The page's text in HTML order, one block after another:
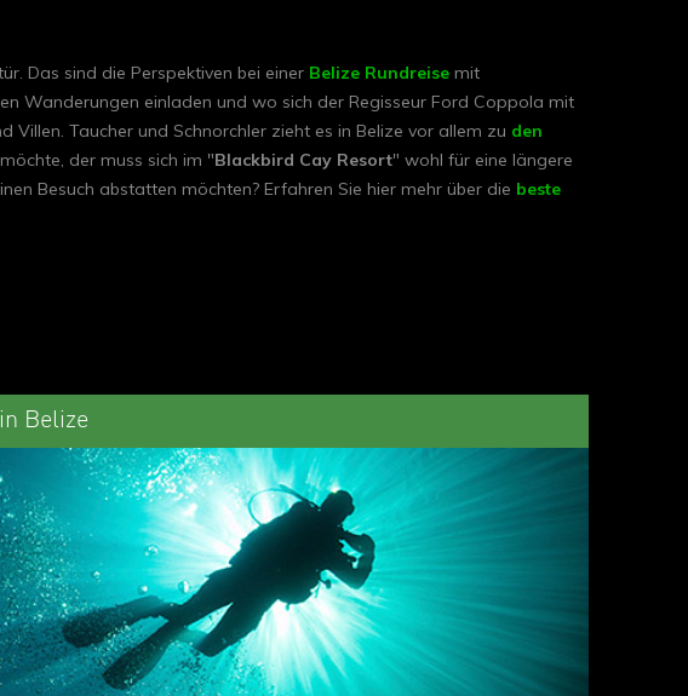
Das sind die Perspektiven bei einer Belize Rundreise mit
Wanderungen einladen und wo sich der Regisseur Ford Coppola mit
Taucher und Schnorchler zieht es in Belize vor allem zu den
der muss sich im "Blackbird Cay Resort" wohl für eine längere
Besuch abstatten möchten? Erfahren Sie hier mehr über die beste
Belize